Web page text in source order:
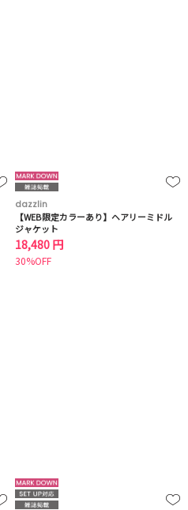
dazzlin
【WEB限定カラーあり】ヘアリーミドル
ジャケット
18,480 円
30%OFF